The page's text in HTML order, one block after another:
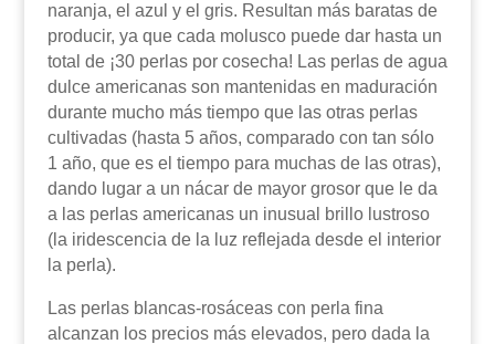
naranja, el azul y el gris. Resultan más baratas de
producir, ya que cada molusco puede dar hasta un
total de ¡30 perlas por cosecha! Las perlas de agua
dulce americanas son mantenidas en maduración
durante mucho más tiempo que las otras perlas
cultivadas (hasta 5 años, comparado con tan sólo
1 año, que es el tiempo para muchas de las otras),
dando lugar a un nácar de mayor grosor que le da
a las perlas americanas un inusual brillo lustroso
(la iridescencia de la luz reflejada desde el interior
la perla).
Las perlas blancas-rosáceas con perla fina
alcanzan los precios más elevados, pero dada la